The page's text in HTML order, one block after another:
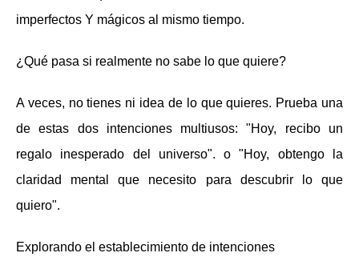
imperfectos Y mágicos al mismo tiempo.
¿Qué pasa si realmente no sabe lo que quiere?
A veces, no tienes ni idea de lo que quieres. Prueba una
de estas dos intenciones multiusos: "Hoy, recibo un
regalo inesperado del universo". o "Hoy, obtengo la
claridad mental que necesito para descubrir lo que
quiero".
Explorando el establecimiento de intenciones